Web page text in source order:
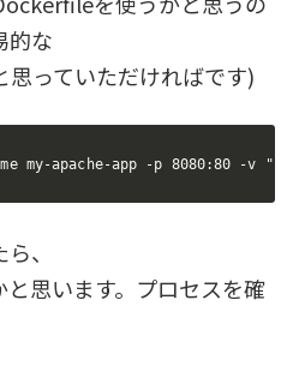
的な
っていただければです)
my-apache-app -p 8080:80 -v
、
思います。プロセスを確